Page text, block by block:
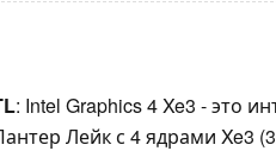
: Intel Graphics 4 Xe3 - это
Лейк с 4 ядрами Xe3